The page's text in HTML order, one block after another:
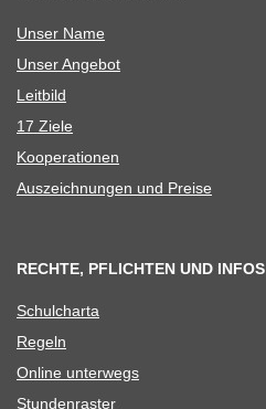
Unser Name
Unser Ange­bot
Leit­bild
17 Ziele
Koope­ra­tio­nen
Aus­zeich­nun­gen und Preise
RECHTE, PFLICHTEN UND INFOS
Schul­charta
Regeln
Online unter­wegs
Stun­den­ras­ter